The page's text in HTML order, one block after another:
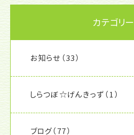
カテゴリー
お知らせ （33）
しらつぼ☆げんきっず （1）
ブログ（77）